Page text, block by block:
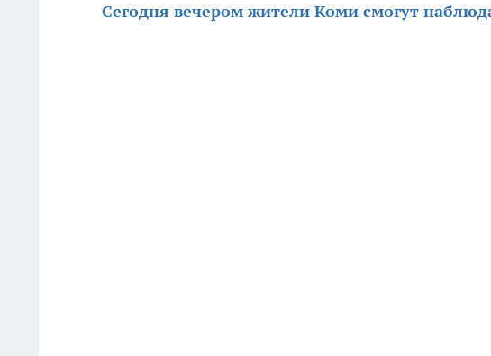
Сегодня вечером жители Коми смогут